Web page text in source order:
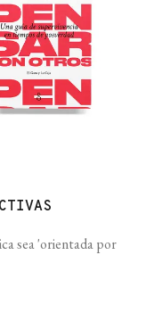
sea 'orientada por